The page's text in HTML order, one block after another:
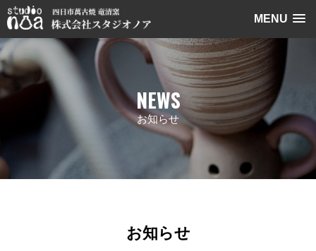
MENU
NEWS
お知らせ
お知らせ